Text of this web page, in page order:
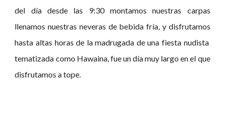
del día desde las 9:30 montamos nuestras carpas
llenamos nuestras neveras de bebida fría, y disfrutamos
hasta altas horas de la madrugada de una fiesta nudista
tematizada como Hawaina, fue un día muy largo en el que
disfrutamos a tope.